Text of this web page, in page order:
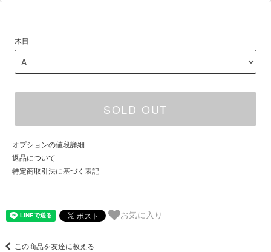
木目
SOLD OUT
オプションの値段詳細
返品について
特定商取引法に基づく表記
お気に入り
この商品を友達に教える